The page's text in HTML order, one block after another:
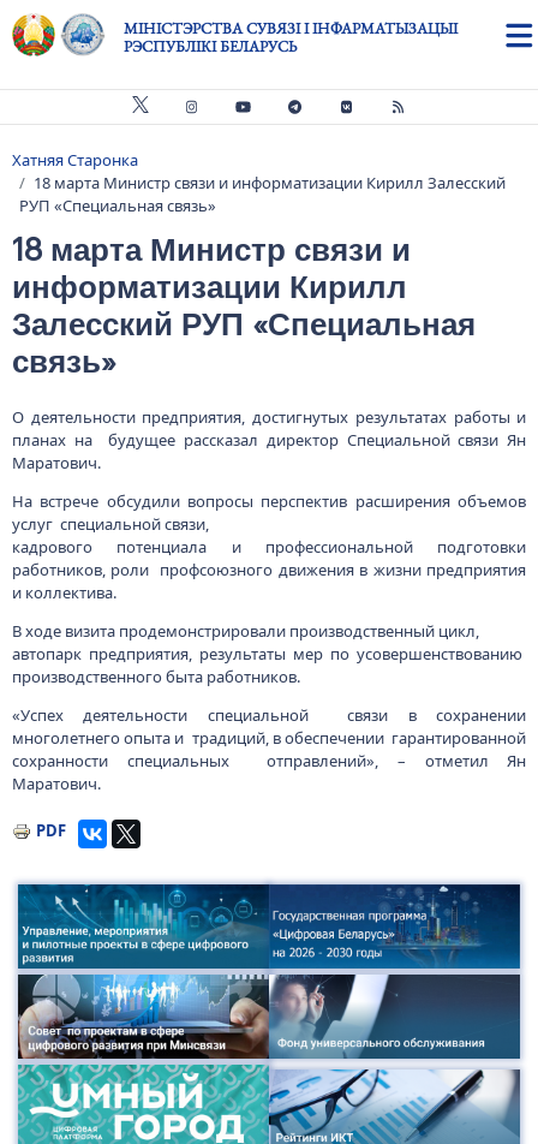
Skip to main content
МІНІСТЭРСТВА СУВЯЗІ І ІНФАРМАТЫЗАЦЫІ
РЭСПУБЛІКІ БЕЛАРУСЬ
Breadcrumb
Хатняя Старонка
18 марта Министр связи и информатизации Кирилл Залесский
РУП «Специальная связь»
18 марта Министр связи и
информатизации Кирилл
Залесский РУП «Специальная
связь»
О деятельности предприятия, достигнутых результатах работы и
планах на будущее рассказал директор Специальной связи Ян
Маратович.
На встрече обсудили вопросы перспектив расширения объемов
услуг специальной связи,
кадрового потенциала и профессиональной подготовки
работников, роли профсоюзного движения в жизни предприятия
и коллектива.
В ходе визита продемонстрировали производственный цикл,
автопарк предприятия, результаты мер по усовершенствованию
производственного быта работников.
«Успех деятельности специальной связи в сохранении
многолетнего опыта и традиций, в обеспечении гарантированной
сохранности специальных отправлений», – отметил Ян
Маратович.
PDF